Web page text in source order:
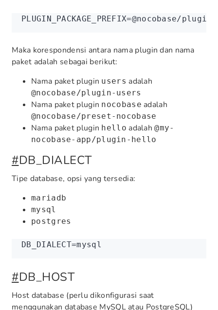
PLUGIN_PACKAGE_PREFIX=@nocobase/
Maka korespondensi antara nama plugin dan nama
paket adalah sebagai berikut:
Nama paket plugin users adalah
@nocobase/plugin-users
Nama paket plugin nocobase adalah
@nocobase/preset-nocobase
Nama paket plugin hello adalah@my-
nocobase-app/plugin-hello
#DB_DIALECT
Tipe database, opsi yang tersedia:
mariadb
mysql
postgres
DB_DIALECT=mysql
#DB_HOST
Host database (perlu dikonfigurasi saat
menggunakan database MySQL atau PostgreSQL)